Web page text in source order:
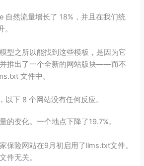
自然流量增长了 18%，并且在我们统
型之所以能找到这些模板，是因为它
推出了一个全新的网站版块——而不
文件中。
以下 8 个网站没有任何反应。
的变化。一个地点下降了19.7%。
保险网站在9月初启用了llms.txt文件。
件无关。